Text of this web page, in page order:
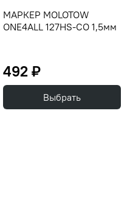
МАРКЕР MOLOTOW
ONE4ALL 127HS-СО 1,5мм
492 ₽
Выбрать